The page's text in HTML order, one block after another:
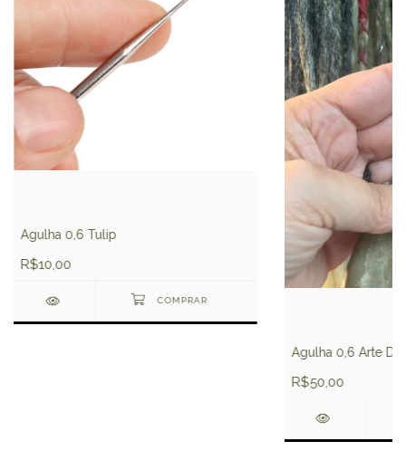
Agulha 0,6 Tulip
R$10,00
Agulha 0,6 Arte
R$50,00